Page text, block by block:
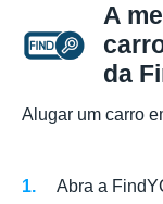
A
da
Alugar um carro
Abra a